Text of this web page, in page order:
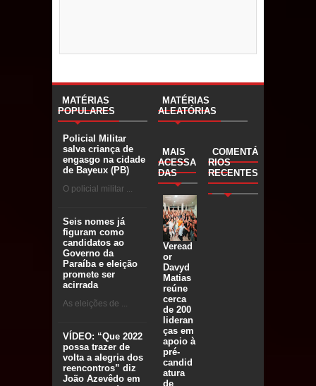
MATÉRIAS
POPULARES
Policial Militar
salva criança de
engasgo na cidade
de Bayeux (PB)
O policial militar ...
Seis nomes já
figuram como
candidatos ao
Governo da
Paraíba e eleição
promete ser
acirrada
As eleições de ...
VÍDEO: “Que 2022
possa trazer de
volta a alegria dos
reencontros” diz
João Azevêdo em
MATÉRIAS
ALEATÓRIAS
MAIS
ACESSA
DAS
Veread
or
Davyd
Matias
reúne
cerca
de 200
lideran
ças em
apoio à
pré-
candid
atura
de
COMENTÁ
RIOS
RECENTES